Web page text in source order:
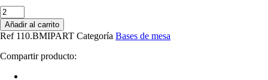
Cantidad
de
Base
de
mesa
IPANEMA,
acero
Añadir al carrito
Ref 110.BMIPART Categoría Bases de mesa
Compartir producto: